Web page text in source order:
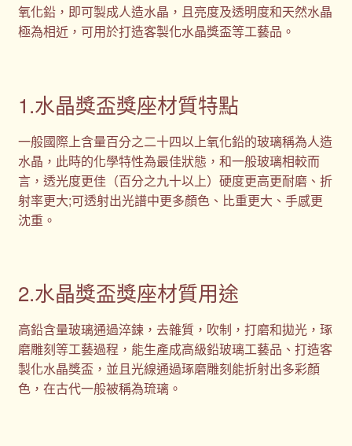
氧化鉛，即可製成人造水晶，且亮度及透明度和天然水晶
極為相近，可用於打造客製化水晶獎盃等工藝品。
1.水晶獎盃獎座材質特點
一般國際上含量百分之二十四以上氧化鉛的玻璃稱為人造
水晶，此時的化學特性為最佳狀態，和一般玻璃相較而
言，透光度更佳（百分之九十以上）硬度更高更耐磨、折
射率更大;可透射出光譜中更多顏色、比重更大、手感更
沈重。
2.水晶獎盃獎座材質用途
高鉛含量玻璃通過淬鍊，去雜質，吹制，打磨和拋光，琢
磨雕刻等工藝過程，能生產成高級鉛玻璃工藝品、打造客
製化水晶獎盃，並且光線通過琢磨雕刻能折射出多彩顏
色，在古代一般被稱為琉璃。